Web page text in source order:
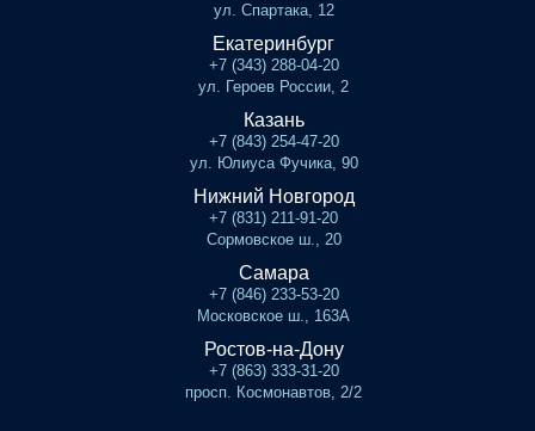
ул. Спартака, 12
Екатеринбург
+7 (343) 288-04-20
ул. Героев России, 2
Казань
+7 (843) 254-47-20
ул. Юлиуса Фучика, 90
Нижний Новгород
+7 (831) 211-91-20
Сормовское ш., 20
Самара
+7 (846) 233-53-20
Московское ш., 163А
Ростов-на-Дону
+7 (863) 333-31-20
просп. Космонавтов, 2/2